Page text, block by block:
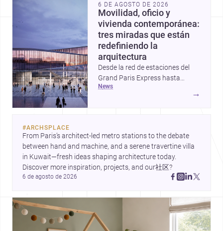
6 DE AGOSTO DE 2026
Movilidad, oficio y
vivienda contemporánea:
tres miradas que están
redefiniendo la
arquitectura
Desde la red de estaciones del
Grand Paris Express hasta
proyectos que celebran la huella
infraestructura, materialidad y
vida cotidiana. Tres enfoques
distintos, unidos por una misma
pregunta: cómo diseñar espacios
más sensibles, durables y
news
→
#ARCHSPLACE
From Paris’s architect-led metro stations to the debate
between hand and machine, and a serene travertine villa
in Kuwait—fresh ideas shaping architecture today.
Discover more inspiration, projects, and our社区?
6 de agosto de 2026